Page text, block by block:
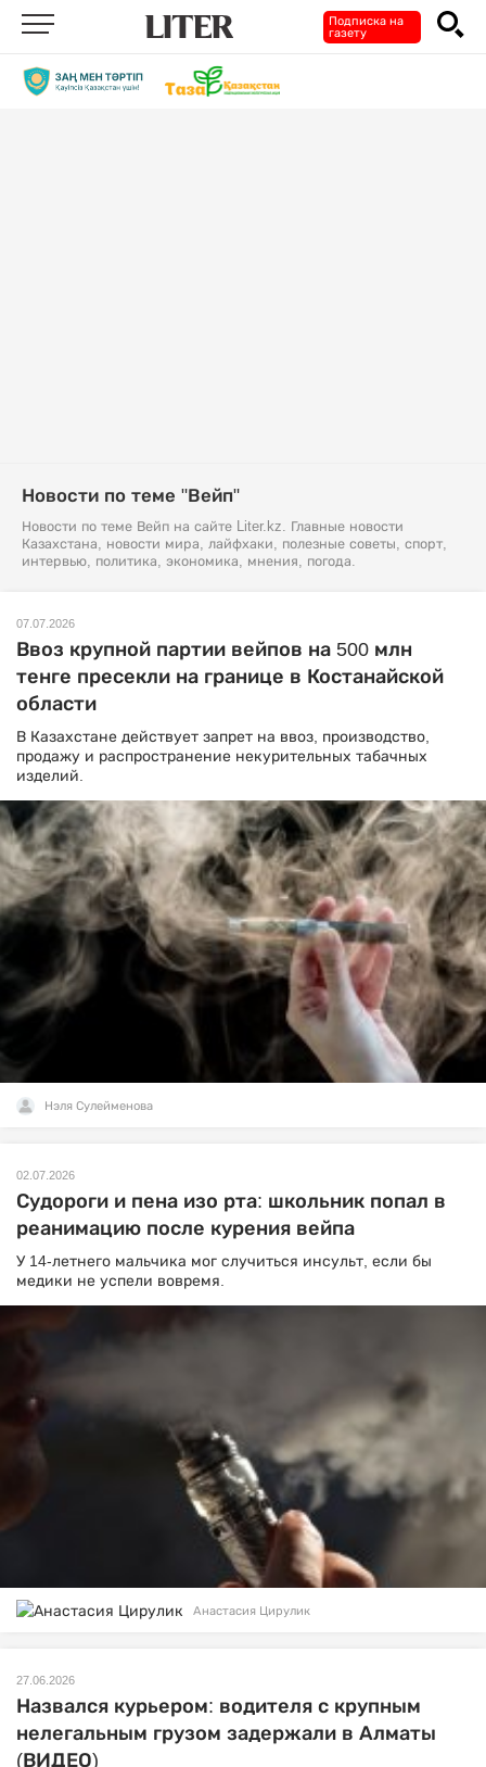
Подписка на
газету
Новости по теме "Вейп"
Новости по теме Вейп на сайте Liter.kz. Главные новости
Казахстана, новости мира, лайфхаки, полезные советы, спорт,
интервью, политика, экономика, мнения, погода.
07.07.2026
Ввоз крупной партии вейпов на 500 млн
тенге пресекли на границе в Костанайской
области
В Казахстане действует запрет на ввоз, производство,
продажу и распространение некурительных табачных
изделий.
Нэля Сулейменова
02.07.2026
Судороги и пена изо рта: школьник попал в
реанимацию после курения вейпа
У 14-летнего мальчика мог случиться инсульт, если бы
медики не успели вовремя.
Анастасия Цирулик
27.06.2026
Назвался курьером: водителя с крупным
нелегальным грузом задержали в Алматы
(ВИДЕО)